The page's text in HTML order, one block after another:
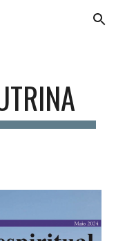
Skip to navigation